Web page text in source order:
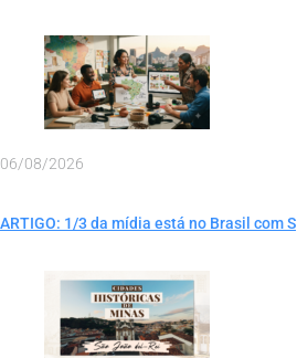
06/08/2026
ARTIGO: 1/3 da mídia está no Brasil com S